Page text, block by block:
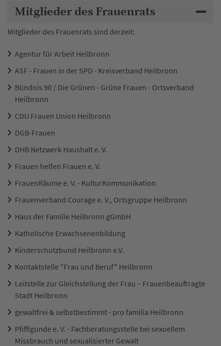
Mitglieder des Frauenrats
Mitglieder des Frauenrats sind derzeit:
Agentur für Arbeit Heilbronn
ASF - Frauen in der SPD - Kreisverband Heilbronn
Bündnis 90 / Die Grünen - Grüne Frauen - Ortsverband
Heilbronn
CDU Frauen Union Heilbronn
DGB-Frauen
DHB Netzwerk Haushalt e. V.
Frauen helfen Frauen e. V.
FrauenRäume e. V. - KulturKommunikation
Frauenverband Courage e. V., Ortsgruppe Heilbronn
Haus der Familie Heilbronn gGmbH
Katholische Erwachsenenbildung
Kinderschutzbund Heilbronn e.V.
Kontaktstelle "Frau und Beruf" Heilbronn
Leitstelle zur Gleichstellung der Frau – Frauenbeauftragte
Stadt Heilbronn
gewaltfrei & selbstbestimmt - pro familia Heilbronn
Pfiffigunde e. V. - Fachberatungsstelle bei sexuellem
Missbrauch und sexualisierter Gewalt